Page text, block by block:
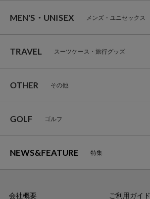
MEN'S・UNISEX メンズ・ユニセックス
TRAVEL スーツケース・旅行グッズ
OTHER その他
GOLF ゴルフ
NEWS&FEATURE 特集
会社概要 ご利用ガイド